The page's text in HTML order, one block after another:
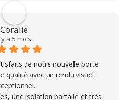
Coralie
y a 5 mois
de notre nouvelle porte
qualité avec un rendu visuel
une isolation parfaite et très